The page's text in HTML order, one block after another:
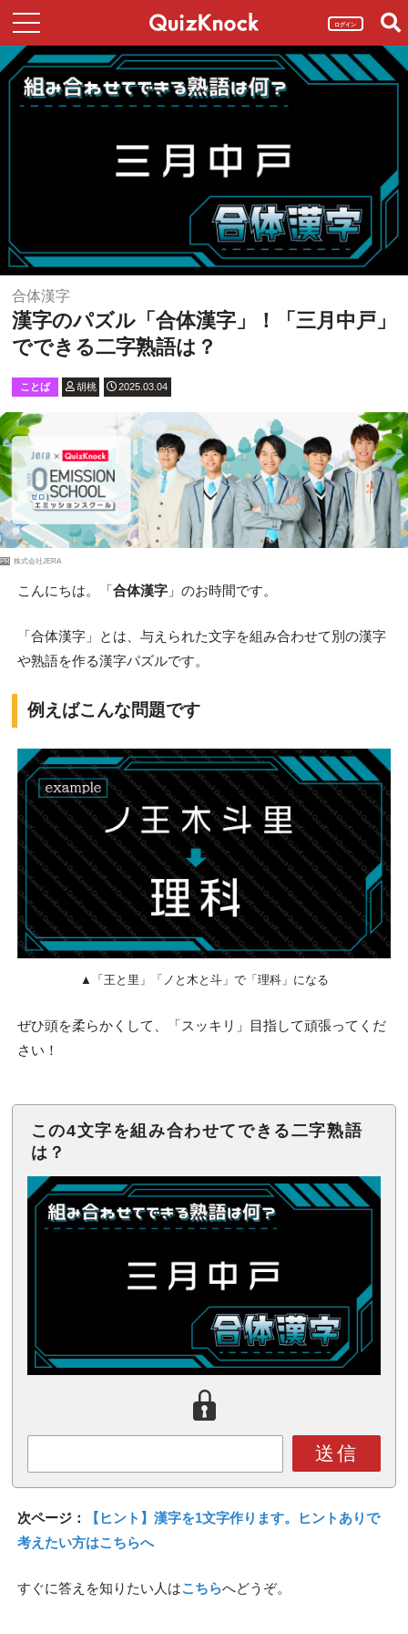
ログイン
合体漢字
漢字のパズル「合体漢字」！「三月中戸」
でできる二字熟語は？
ことば 胡桃 2025.03.04
PR 株式会社JERA
こんにちは。「合体漢字」のお時間です。
「合体漢字」とは、与えられた文字を組み合わせて別の漢字
や熟語を作る漢字パズルです。
例えばこんな問題です
▲「王と里」「ノと木と斗」で「理科」になる
ぜひ頭を柔らかくして、「スッキリ」目指して頑張ってくだ
さい！
この4文字を組み合わせてできる二字熟語
は？
送信
次ページ：
【ヒント】漢字を1文字作ります。ヒントありで
考えたい方はこちらへ
すぐに答えを知りたい人はこちらへどうぞ。